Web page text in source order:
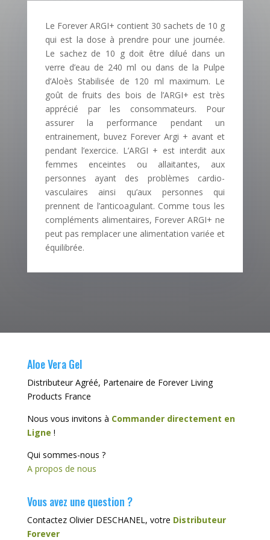
Le Forever ARGI+ contient 30 sachets de 10 g
qui est la dose à prendre pour une journée.
Le sachez de 10 g doit être dilué dans un
verre d’eau de 240 ml ou dans de la Pulpe
d’Aloès Stabilisée de 120 ml maximum. Le
goût de fruits des bois de l’ARGI+ est très
apprécié par les consommateurs. Pour
assurer la performance pendant un
entrainement, buvez Forever Argi + avant et
pendant l’exercice. L’ARGI + est interdit aux
femmes enceintes ou allaitantes, aux
personnes ayant des problèmes cardio-
vasculaires ainsi qu’aux personnes qui
prennent de l’anticoagulant. Comme tous les
compléments alimentaires, Forever ARGI+ ne
peut pas remplacer une alimentation variée et
équilibrée.
Aloe Vera Gel
Distributeur Agréé, Partenaire de Forever Living
Products France
Nous vous invitons à Commander directement en
Ligne !
Qui sommes-nous ?
A propos de nous
Vous avez une question ?
Contactez Olivier DESCHANEL, votre Distributeur
Forever